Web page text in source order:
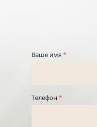
Ваше имя *
Телефон*